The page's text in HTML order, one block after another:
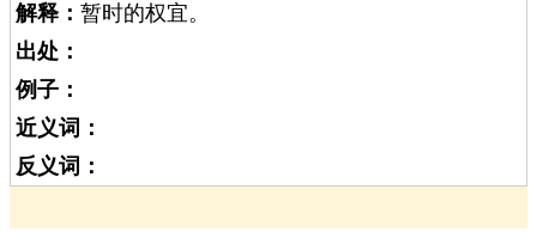
解释： 暂时的权宜。
出处：
例子：
近义词：
反义词：